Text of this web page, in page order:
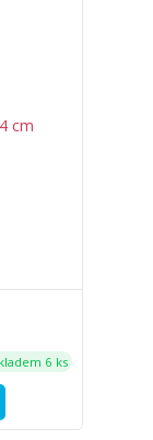
6 ks